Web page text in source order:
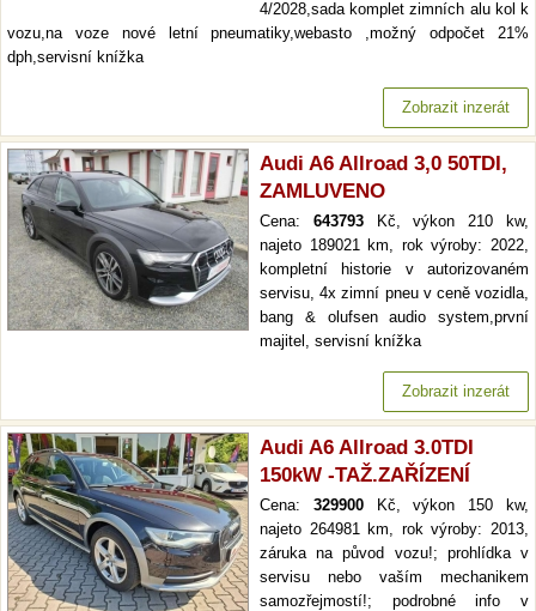
4/2028,sada komplet zimních alu kol k
vozu,na voze nové letní pneumatiky,webasto ,možný odpočet 21%
dph,servisní knížka
Zobrazit inzerát
Audi A6 Allroad 3,0 50TDI,
ZAMLUVENO
Cena: 643793Kč, výkon 210 kw,
najeto 189021 km, rok výroby: 2022,
kompletní historie v autorizovaném
servisu, 4x zimní pneu v ceně vozidla,
bang & olufsen audio system,první
majitel, servisní knížka
Zobrazit inzerát
Audi A6 Allroad 3.0TDI
150kW -TAŽ.ZAŘÍZENÍ
Cena: 329900Kč, výkon 150 kw,
najeto 264981 km, rok výroby: 2013,
záruka na původ vozu!; prohlídka v
servisu nebo vaším mechanikem
samozřejmostí!; podrobné info v